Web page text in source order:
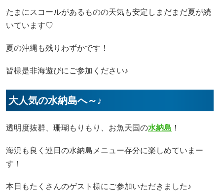
たまにスコールがあるものの天気も安定しまだまだ夏が続
いています♡
夏の沖縄も残りわずかです！
皆様是非海遊びにご参加ください♪
大人気の水納島へ～♪
透明度抜群、珊瑚もりもり、お魚天国の水納島 ！
海況も良く連日の水納島メニュー存分に楽しめていまー
す！
本日もたくさんのゲスト様にご参加いただきました♪